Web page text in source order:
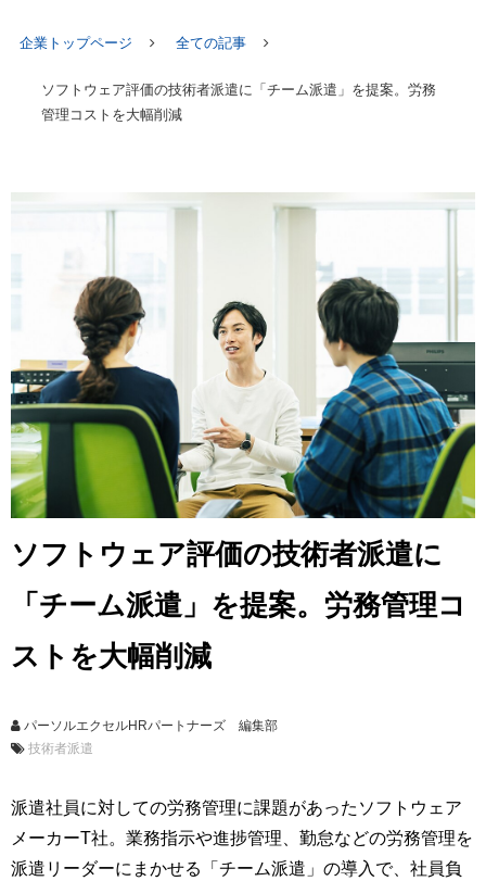
企業トップページ 全ての記事
ソフトウェア評価の技術者派遣に「チーム派遣」を提案。労務
管理コストを大幅削減
ソフトウェア評価の技術者派遣に
「チーム派遣」を提案。労務管理コ
ストを大幅削減
パーソルエクセルHRパートナーズ 編集部
技術者派遣
派遣社員に対しての労務管理に課題があったソフトウェア
メーカーT社。業務指示や進捗管理、勤怠などの労務管理を
派遣リーダーにまかせる「チーム派遣」の導入で、社員負